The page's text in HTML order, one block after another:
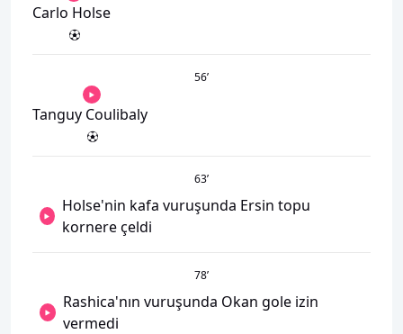
Carlo Holse
56’
Tanguy Coulibaly
63’
Holse'nin kafa vuruşunda Ersin topu
kornere çeldi
78’
Rashica'nın vuruşunda Okan gole izin
vermedi